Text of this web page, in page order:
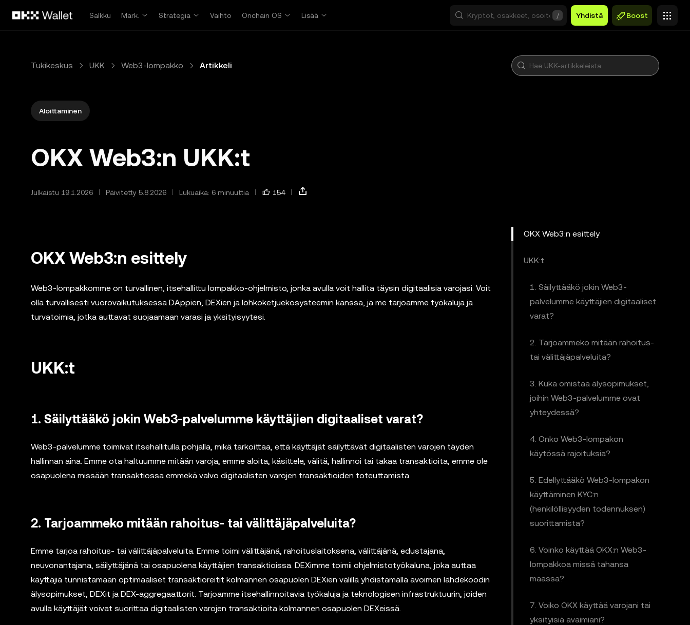
Salkku
Mark. Strategia Vaihto Onchain OS Lisää / Yhdistä Boost
Tukikeskus UKK Web3-lompakko Artikkeli
Aloittaminen
OKX Web3:n UKK:t
Julkaistu 19.1.2026 Päivitetty 5.8.2026 Lukuaika: 6 minuuttia 154
OKX Web3:n esittely
Web3-lompakkomme on turvallinen, itsehallittu lompakko-ohjelmisto, jonka avulla voit hallita täysin digitaalisia varojasi. Voit
olla turvallisesti vuorovaikutuksessa DAppien, DEXien ja lohkoketjuekosysteemin kanssa, ja me tarjoamme työkaluja ja
turvatoimia, jotka auttavat suojaamaan varasi ja yksityisyytesi.
UKK:t
1. Säilyttääkö jokin Web3-palvelumme käyttäjien digitaaliset varat?
Web3-palvelumme toimivat itsehallitulla pohjalla, mikä tarkoittaa, että käyttäjät säilyttävät digitaalisten varojen täyden
hallinnan aina. Emme ota haltuumme mitään varoja, emme aloita, käsittele, välitä, hallinnoi tai takaa transaktioita, emme ole
osapuolena missään transaktiossa emmekä valvo digitaalisten varojen transaktioiden toteuttamista.
2. Tarjoammeko mitään rahoitus- tai välittäjäpalveluita?
Emme tarjoa rahoitus- tai välittäjäpalveluita. Emme toimi välittäjänä, rahoituslaitoksena, välittäjänä, edustajana,
neuvonantajana, säilyttäjänä tai osapuolena käyttäjien transaktioissa. DEXimme toimii ohjelmistotyökaluna, joka auttaa
käyttäjiä tunnistamaan optimaaliset transaktioreitit kolmannen osapuolen DEXien välillä yhdistämällä avoimen lähdekoodin
älysopimukset, DEXit ja DEX-aggregaattorit. Tarjoamme itsehallinnoitavia työkaluja ja teknologisen infrastruktuurin, joiden
avulla käyttäjät voivat suorittaa digitaalisten varojen transaktioita kolmannen osapuolen DEXeissä.
OKX Web3:n esittely
UKK:t
1. Säilyttääkö jokin Web3-
palvelumme käyttäjien digitaaliset
varat?
2. Tarjoammeko mitään rahoitus-
tai välittäjäpalveluita?
3. Kuka omistaa älysopimukset,
joihin Web3-palvelumme ovat
yhteydessä?
4. Onko Web3-lompakon
käytössä rajoituksia?
5. Edellyttääkö Web3-lompakon
käyttäminen KYC:n
(henkilöllisyyden todennuksen)
suorittamista?
6. Voinko käyttää OKX:n Web3-
lompakkoa missä tahansa
maassa?
7. Voiko OKX käyttää varojani tai
yksityisiä avaimiani?